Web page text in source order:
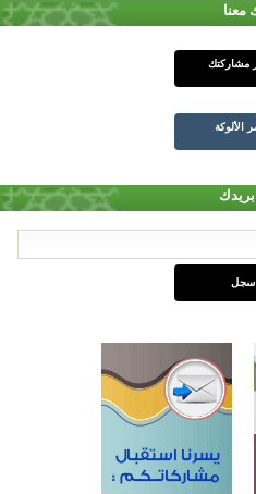
معنا
مشاركتك
الألوكة